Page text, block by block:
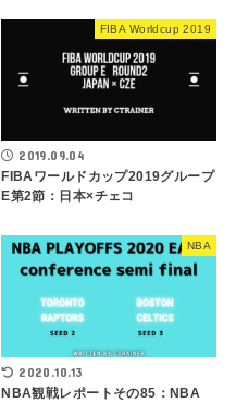
FIBA Worldcup 2019
2019.09.04
FIBAワールドカップ2019グループ
E第2節：日本×チェコ
NBA
2020.10.13
NBA観戦レポートその85：NBA